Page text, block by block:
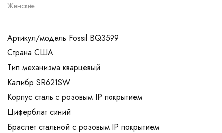
Женские
Артикул/модель Fossil BQ3599
Страна США
Тип механизма кварцевый
Калибр SR621SW
Корпус сталь с розовым IP покрытием
Циферблат синий
Браслет стальной с розовым IP покрытием